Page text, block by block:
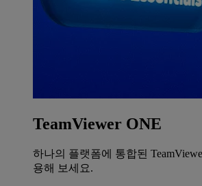
TeamViewer ONE
하나의 플랫폼에 통합된
용해 보세요.